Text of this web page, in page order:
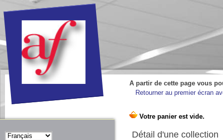
A partir de cette page vous
Retourner au premier écran
Détail d'une collection